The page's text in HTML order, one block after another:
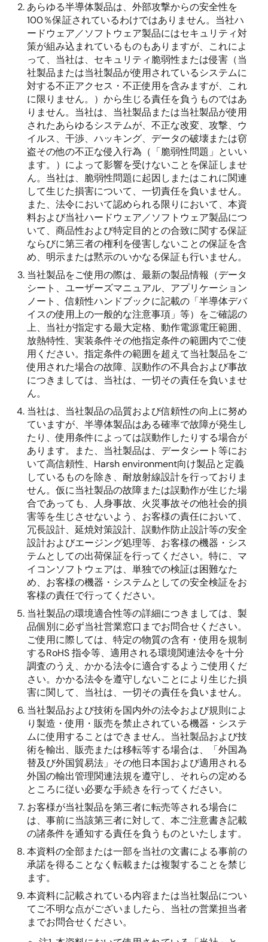
あらゆる半導体製品は、外部攻撃からの安全性を
100％保証されているわけではありません。当社ハ
ードウェア／ソフトウェア製品にはセキュリティ対
策が組み込まれているものもありますが、これによ
って、当社は、セキュリティ脆弱性または侵害（当
社製品または当社製品が使用されているシステムに
対する不正アクセス・不正使用を含みますが、これ
に限りません。）から生じる責任を負うものではあ
りません。当社は、当社製品または当社製品が使用
されたあらゆるシステムが、不正な改変、攻撃、ウ
イルス、干渉、ハッキング、データの破壊または窃
盗その他の不正な侵入行為（「脆弱性問題」といい
ます。）によって影響を受けないことを保証しませ
ん。当社は、脆弱性問題に起因しまたはこれに関連
して生じた損害について、一切責任を負いません。
また、法令において認められる限りにおいて、本資
料および当社ハードウェア／ソフトウェア製品につ
いて、商品性および特定目的との合致に関する保証
ならびに第三者の権利を侵害しないことの保証を含
め、明示または黙示のいかなる保証も行いません。
当社製品をご使用の際は、最新の製品情報（データ
シート、ユーザーズマニュアル、アプリケーション
ノート、信頼性ハンドブックに記載の「半導体デバ
イスの使用上の一般的な注意事項」等）をご確認の
上、当社が指定する最大定格、動作電源電圧範囲、
放熱特性、実装条件その他指定条件の範囲内でご使
用ください。指定条件の範囲を超えて当社製品をご
使用された場合の故障、誤動作の不具合および事故
につきましては、当社は、一切その責任を負いませ
ん。
当社は、当社製品の品質および信頼性の向上に努め
ていますが、半導体製品はある確率で故障が発生し
たり、使用条件によっては誤動作したりする場合が
あります。また、当社製品は、データシート等にお
いて高信頼性、Harsh environment向け製品と定義
しているものを除き、耐放射線設計を行っておりま
せん。仮に当社製品の故障または誤動作が生じた場
合であっても、人身事故、火災事故その他社会的損
害等を生じさせないよう、お客様の責任において、
冗長設計、延焼対策設計、誤動作防止設計等の安全
設計およびエージング処理等、お客様の機器・シス
テムとしての出荷保証を行ってください。特に、マ
イコンソフトウェアは、単独での検証は困難なた
め、お客様の機器・システムとしての安全検証をお
客様の責任で行ってください。
当社製品の環境適合性等の詳細につきましては、製
品個別に必ず当社営業窓口までお問合せください。
ご使用に際しては、特定の物質の含有・使用を規制
するRoHS 指令等、適用される環境関連法令を十分
調査のうえ、かかる法令に適合するようご使用くだ
さい。かかる法令を遵守しないことにより生じた損
害に関して、当社は、一切その責任を負いません。
当社製品および技術を国内外の法令および規則によ
り製造・使用・販売を禁止されている機器・システ
ムに使用することはできません。当社製品および技
術を輸出、販売または移転等する場合は、「外国為
替及び外国貿易法」その他日本国および適用される
外国の輸出管理関連法規を遵守し、それらの定める
ところに従い必要な手続きを行ってください。
お客様が当社製品を第三者に転売等される場合に
は、事前に当該第三者に対して、本ご注意書き記載
の諸条件を通知する責任を負うものといたします。
本資料の全部または一部を当社の文書による事前の
承諾を得ることなく転載または複製することを禁じ
ます。
本資料に記載されている内容または当社製品につい
てご不明な点がございましたら、当社の営業担当者
までお問合せください。